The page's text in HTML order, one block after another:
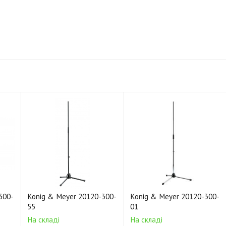
Konig & Meyer 20120-300-
55
На складі
Konig & Meyer 20120-300-
01
На складі